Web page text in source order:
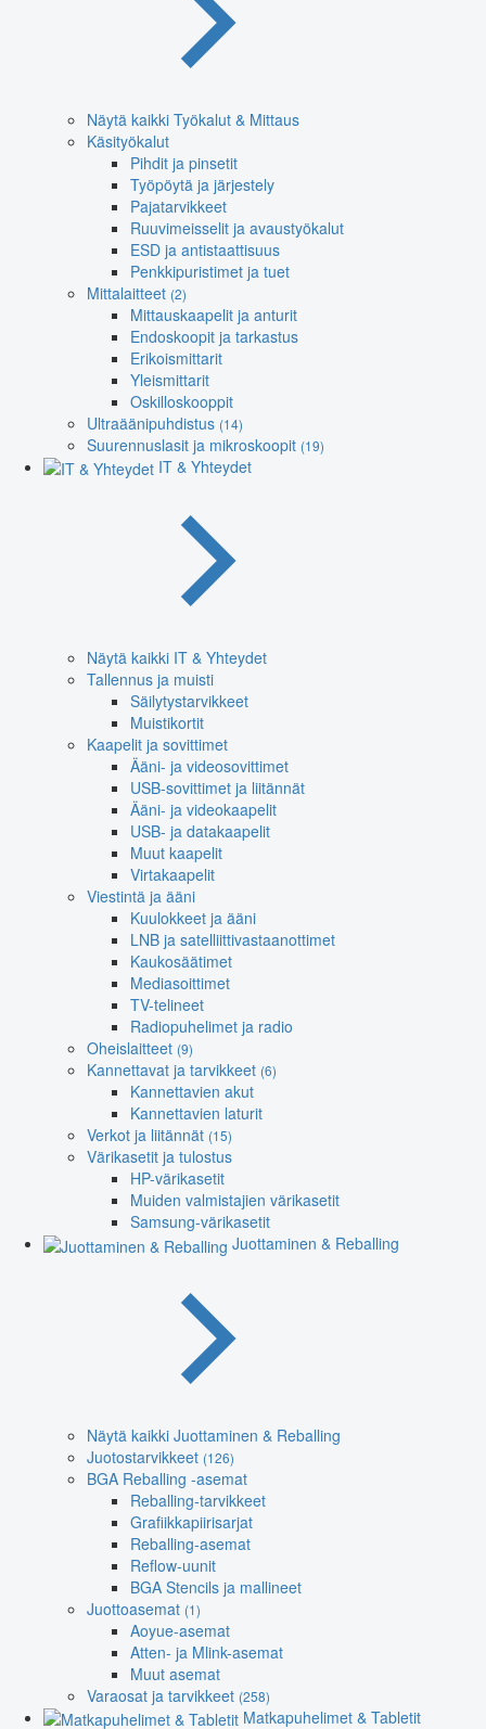
Näytä kaikki Työkalut & Mittaus
Käsityökalut
Pihdit ja pinsetit
Työpöytä ja järjestely
Pajatarvikkeet
Ruuvimeisselit ja avaustyökalut
ESD ja antistaattisuus
Penkkipuristimet ja tuet
Mittalaitteet (2)
Mittauskaapelit ja anturit
Endoskoopit ja tarkastus
Erikoismittarit
Yleismittarit
Oskilloskooppit
Ultraäänipuhdistus (14)
Suurennuslasit ja mikroskoopit (19)
IT & Yhteydet
Näytä kaikki IT & Yhteydet
Tallennus ja muisti
Säilytystarvikkeet
Muistikortit
Kaapelit ja sovittimet
Ääni- ja videosovittimet
USB-sovittimet ja liitännät
Ääni- ja videokaapelit
USB- ja datakaapelit
Muut kaapelit
Virtakaapelit
Viestintä ja ääni
Kuulokkeet ja ääni
LNB ja satelliittivastaanottimet
Kaukosäätimet
Mediasoittimet
TV-telineet
Radiopuhelimet ja radio
Oheislaitteet (9)
Kannettavat ja tarvikkeet (6)
Kannettavien akut
Kannettavien laturit
Verkot ja liitännät (15)
Värikasetit ja tulostus
HP-värikasetit
Muiden valmistajien värikasetit
Samsung-värikasetit
Juottaminen & Reballing
Näytä kaikki Juottaminen & Reballing
Juotostarvikkeet (126)
BGA Reballing -asemat
Reballing-tarvikkeet
Grafiikkapiirisarjat
Reballing-asemat
Reflow-uunit
BGA Stencils ja mallineet
Juottoasemat (1)
Aoyue-asemat
Atten- ja Mlink-asemat
Muut asemat
Varaosat ja tarvikkeet (258)
Matkapuhelimet & Tabletit